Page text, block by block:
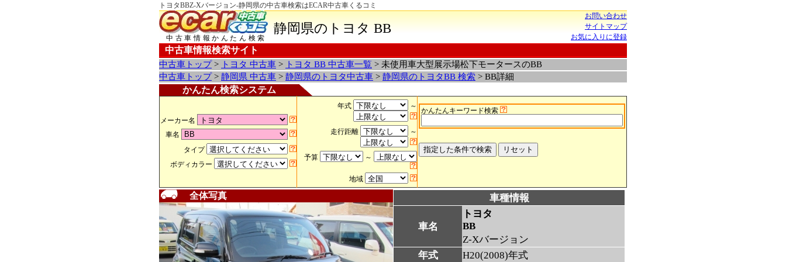
トヨタBBZ-Xバージョン-静岡県の中古車検索はECAR中古車くるコミ
中古車情報かんたん検索
静岡県のトヨタ BB
お問い合わせ
サイトマップ
お気に入りに登録
中古車情報検索サイト
中古車トップ> トヨタ 中古車 > トヨタ BB 中古車一覧 > 未使用車大型展示場松下モータースのBB
中古車トップ> 静岡県 中古車 > 静岡県のトヨタ中古車 > 静岡県のトヨタBB 検索 > BB詳細
かんたん検索システム
メーカー名
車名
タイプ
ボディカラー
年式 ～
走行距離 ～
予算 ～
地域
かんたんキーワード検索
全体写真 車種情報
車名
トヨタ
BB
Z-Xバージョン
年式
H20(2008)年式